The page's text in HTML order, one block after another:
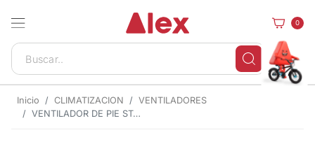
0
Inicio CLIMATIZACION
VENTILADORES
VENTILADOR DE PIE STARK PRO SF-20E55 5A 20" 3VEL. 80 W